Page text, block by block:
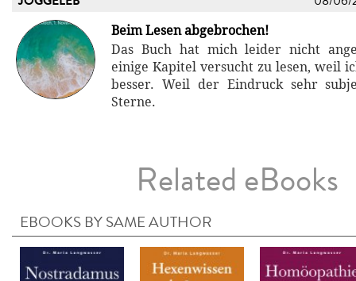
Beim Lesen abgebrochen!
Das Buch hat mich leider nicht
einige Kapitel versucht zu lesen, weil
besser. Weil der Eindruck sehr
Sterne.
Related eBooks
EBOOKS BY SAME AUTHOR